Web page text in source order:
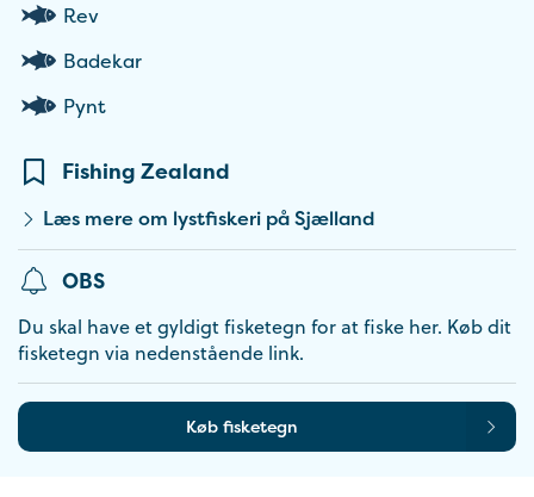
Rev
Badekar
Pynt
Fishing Zealand
Læs mere om lystfiskeri på Sjælland
OBS
Du skal have et gyldigt fisketegn for at fiske her. Køb dit
fisketegn via nedenstående link.
Køb fisketegn